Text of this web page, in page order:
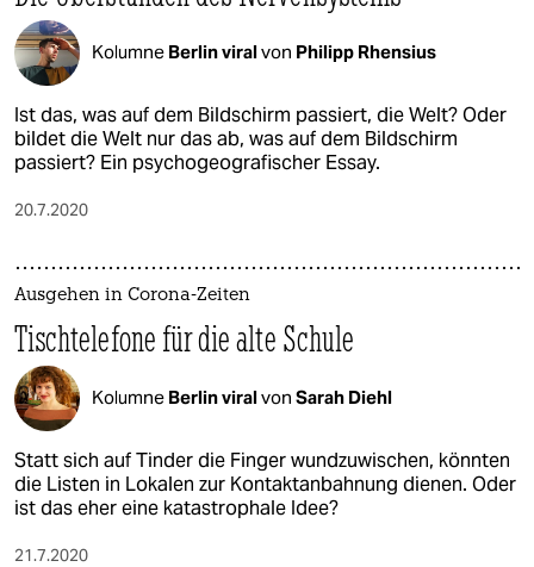
Kolumne Berlin viralvon Philipp Rhensius
Ist das, was auf dem Bildschirm passiert, die Welt? Oder
bildet die Welt nur das ab, was auf dem Bildschirm
passiert? Ein psychogeografischer Essay.
20.7.2020
Ausgehen in Corona-Zeiten
Tischtelefone für die alte Schule
Kolumne Berlin viralvon Sarah Diehl
Statt sich auf Tinder die Finger wundzuwischen, könnten
die Listen in Lokalen zur Kontaktanbahnung dienen. Oder
ist das eher eine katastrophale Idee?
21.7.2020